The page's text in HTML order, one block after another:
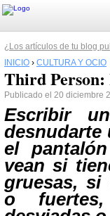
¿Los artículos de tu blog
INICIO › CULTURA Y OCIO
Third Person:
Publicado el 20 diciembre
Escribir
desnudarte
el
vean si
gruesas, si
o